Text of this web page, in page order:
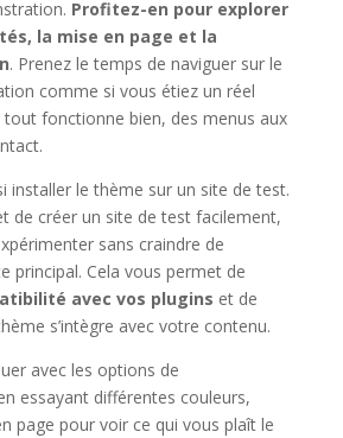
Profitez-en pour explorer
la mise en page et la
. Prenez le temps de naviguer sur le
comme si vous étiez un réel
tout fonctionne bien, des menus aux
installer le thème sur un site de test.
de créer un site de test facilement,
sans craindre de
principal. Cela vous permet de
avec vos plugins et de
s’intègre avec votre contenu.
avec les options de
essayant différentes couleurs,
page pour voir ce qui vous plaît le